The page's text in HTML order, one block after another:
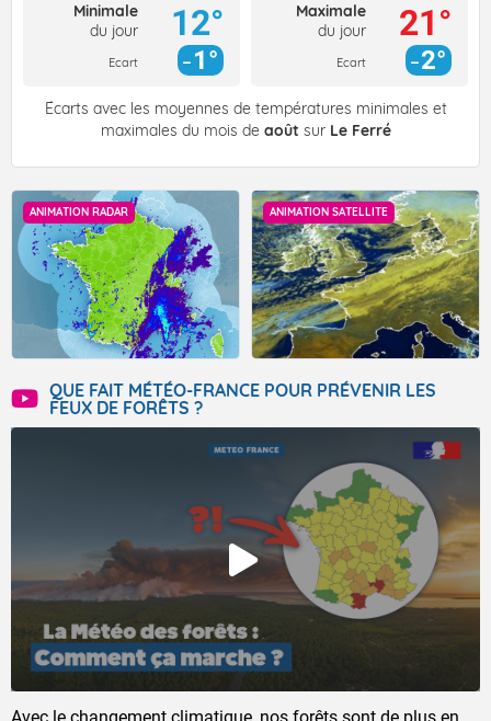
Minimale
du jour
Ecart
12°
1°
Maximale
du jour
Ecart
21°
2°
Écarts avec les moyennes de températures minimales et
maximales du mois de août sur Le Ferré
ANIMATION RADAR ANIMATION SATELLITE
QUE FAIT MÉTÉO-FRANCE POUR PRÉVENIR LES
FEUX DE FORÊTS ?